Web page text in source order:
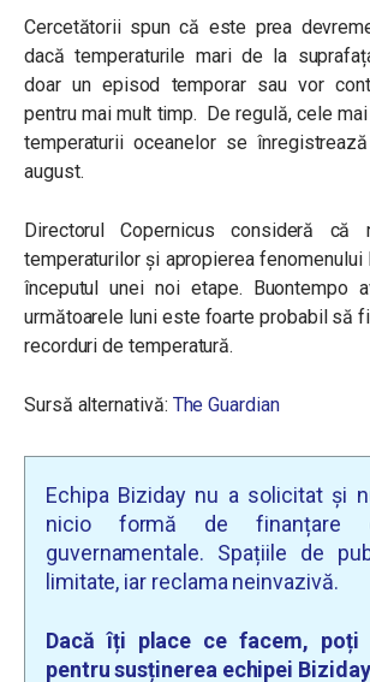
Cercetătorii spun că este prea
dacă temperaturile mari de la
doar un episod temporar sau vor
pentru mai mult timp. De regulă, cele
temperaturii oceanelor se
august.
Directorul Copernicus consideră că
temperaturilor și apropierea fenomenului
începutul unei noi etape. Buontempo
următoarele luni este foarte probabil să
recorduri de temperatură.
Sursă alternativă: The Guardian
Echipa Biziday nu a solicitat și
nicio formă de finanțare
guvernamentale. Spațiile de
limitate, iar reclama neinvazivă.
Dacă îți place ce facem, poți
pentru susținerea echipei